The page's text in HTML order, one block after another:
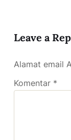
Leave a
Alamat email
Komentar *